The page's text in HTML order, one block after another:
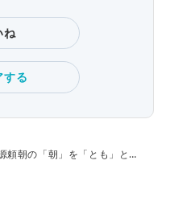
ね
する
頼朝の「朝」を「とも」と読むのはなぜ？